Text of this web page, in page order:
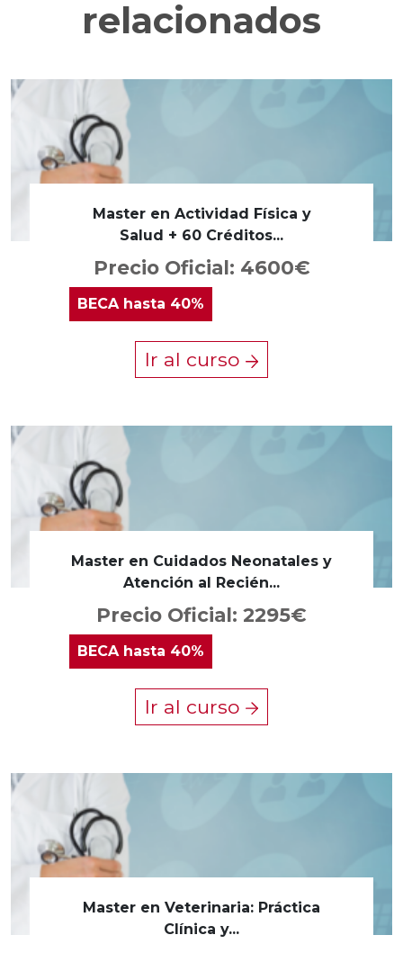
relacionados
Master en Actividad Física y
Salud + 60 Créditos...
Precio Oficial: 4600€
BECAhasta 40%
Ir al curso
Master en Cuidados Neonatales y
Atención al Recién...
Precio Oficial: 2295€
BECA hasta 40%
Ir al curso
Master en Veterinaria: Práctica
Clínica y...